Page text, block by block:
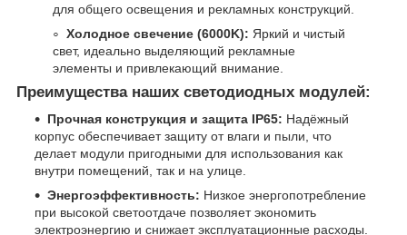
для общего освещения и рекламных конструкций.
Холодное свечение (6000K): Яркий и чистый
свет, идеально выделяющий рекламные
элементы и привлекающий внимание.
Преимущества наших светодиодных модулей:
Прочная конструкция и защита IP65: Надёжный
корпус обеспечивает защиту от влаги и пыли, что
делает модули пригодными для использования как
внутри помещений, так и на улице.
Энергоэффективность: Низкое энергопотребление
при высокой светоотдаче позволяет экономить
электроэнергию и снижает эксплуатационные расходы.